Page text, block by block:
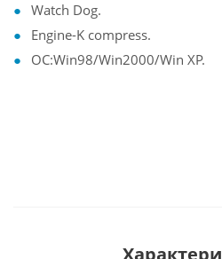
Watch Dog.
Engine-K compress.
ОС:Win98/Win2000/Win XP.